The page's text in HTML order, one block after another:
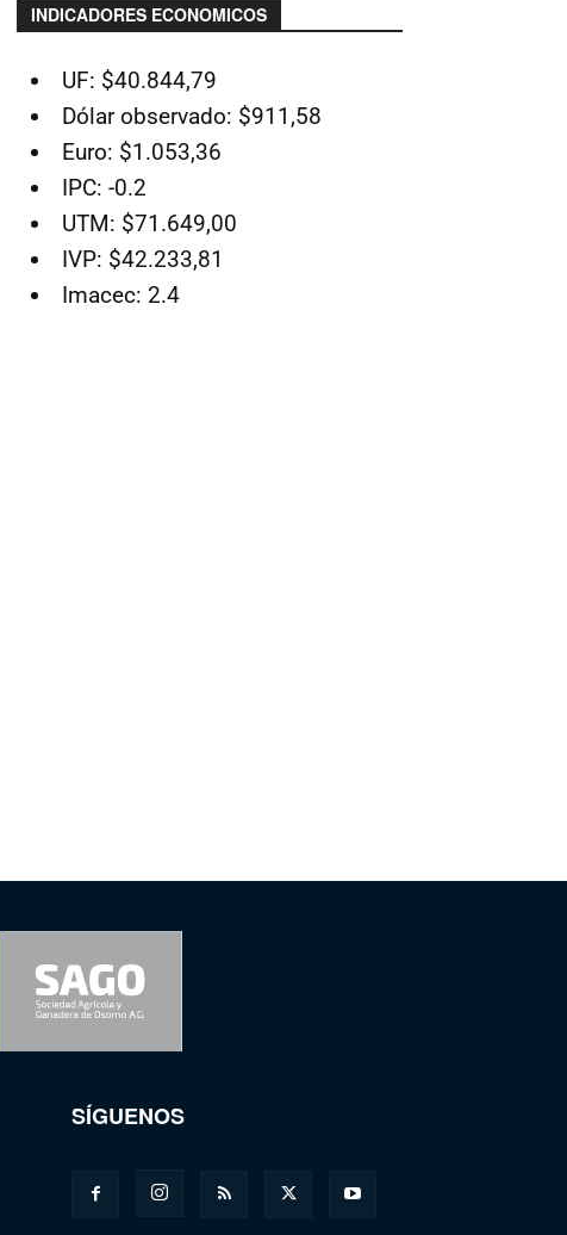
INDICADORES ECONOMICOS
UF: $40.844,79
Dólar observado: $911,58
Euro: $1.053,36
IPC: -0.2
UTM: $71.649,00
IVP: $42.233,81
Imacec: 2.4
SÍGUENOS